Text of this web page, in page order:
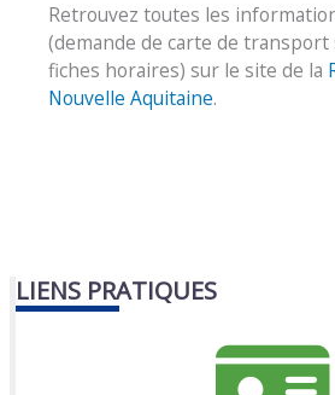
Retrouvez toutes les
(demande de carte de transport
fiches horaires) sur le site de la
Nouvelle Aquitaine.
LIENS PRATIQUES